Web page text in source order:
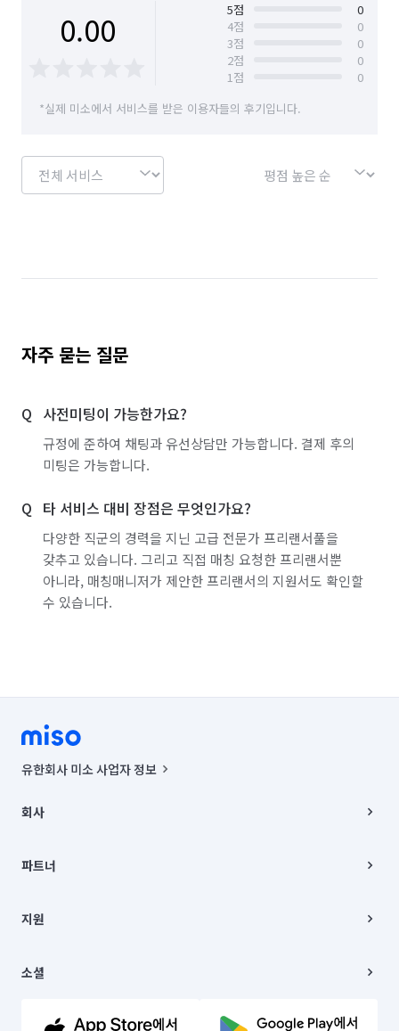
0.00 5점
0
4점
0
3점
0
2점
0
1점
0
*실제 미소에서 서비스를 받은 이용자들의 후기입니다.
자주 묻는 질문
사전미팅이 가능한가요?
규정에 준하여 채팅과 유선상담만 가능합니다. 결제 후의
미팅은 가능합니다.
타 서비스 대비 장점은 무엇인가요?
다양한 직군의 경력을 지닌 고급 전문가 프리랜서풀을
갖추고 있습니다. 그리고 직접 매칭 요청한 프리랜서뿐
아니라, 매칭매니저가 제안한 프리랜서의 지원서도 확인할
수 있습니다.
유한회사 미소 사업자 정보
00019 |
주소 | 본사: 서울특별시 종로구 율곡로 6(중학동, 트윈트리빌딩) B동 5층
컨택센터 : 서울특별시 종로구 수송동 율곡로 24, 7층, 8층 미소
상품, 상품정보, 거래에 관한 의무와 책임은 거래당사자에게 있습니다.
언론 보도 관련 문의:
© 유한회사 미소. Miso, Inc. All Rights Reserved.
회사
채용
파트너
이사
지원
이용약관
문의하기
소셜
유튜브